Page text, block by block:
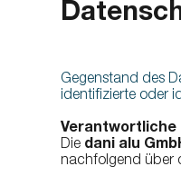
Gegenstand des
identifizierte oder
Verantwortliche
Die dani alu
nachfolgend über